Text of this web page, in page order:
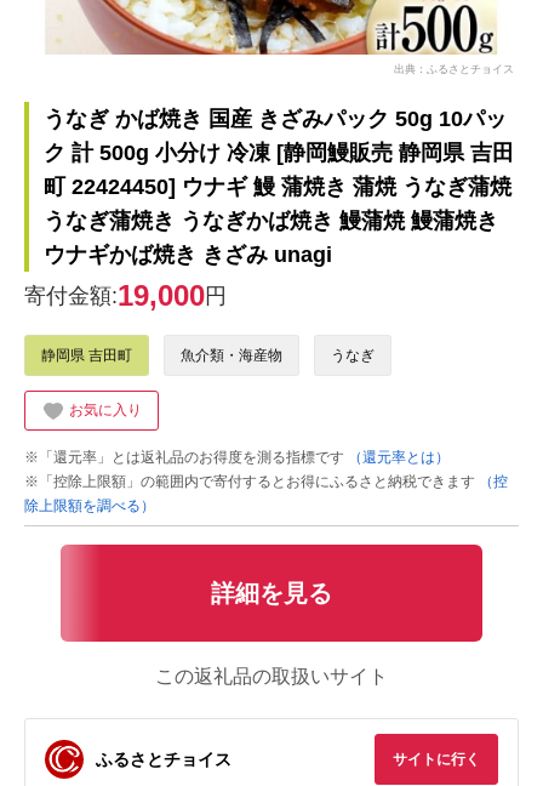
出典：ふるさとチョイス
うなぎ かば焼き 国産 きざみパック 50g 10パッ
ク 計 500g 小分け 冷凍 [静岡鰻販売 静岡県 吉田
町 22424450] ウナギ 鰻 蒲焼き 蒲焼 うなぎ蒲焼
うなぎ蒲焼き うなぎかば焼き 鰻蒲焼 鰻蒲焼き
ウナギかば焼き きざみ unagi
寄付金額:19,000円
静岡県 吉田町 魚介類・海産物 うなぎ
お気に入り
※「還元率」とは返礼品のお得度を測る指標です
（還元率とは）
※「控除上限額」の範囲内で寄付するとお得にふるさと納税できます
（控
除上限額を調べる）
詳細を見る
この返礼品の取扱いサイト
ふるさとチョイス サイトに行く